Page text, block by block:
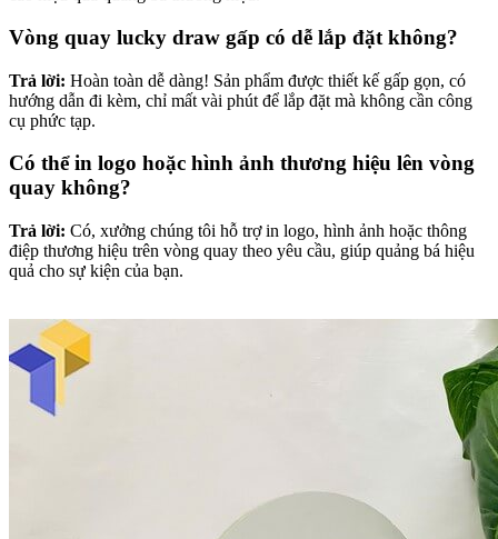
Vòng quay lucky draw gấp có dễ lắp đặt không?
Trả lời: Hoàn toàn dễ dàng! Sản phẩm được thiết kế gấp gọn, có
hướng dẫn đi kèm, chỉ mất vài phút để lắp đặt mà không cần công
cụ phức tạp.
Có thể in logo hoặc hình ảnh thương hiệu lên vòng
quay không?
Trả lời: Có, xưởng chúng tôi hỗ trợ in logo, hình ảnh hoặc thông
điệp thương hiệu trên vòng quay theo yêu cầu, giúp quảng bá hiệu
quả cho sự kiện của bạn.